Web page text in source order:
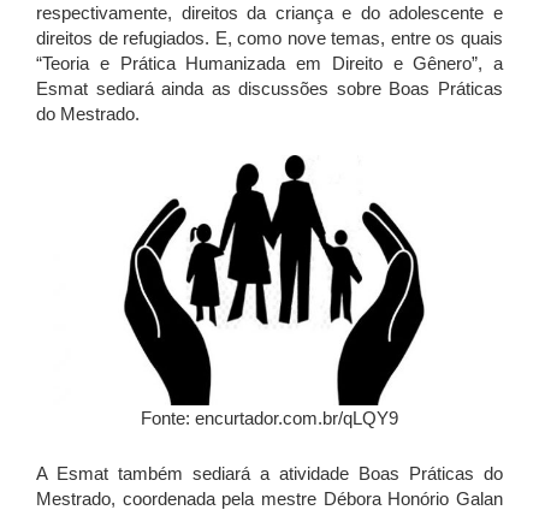
respectivamente, direitos da criança e do adolescente e
direitos de refugiados. E, como nove temas, entre os quais
“Teoria e Prática Humanizada em Direito e Gênero”, a
Esmat sediará ainda as discussões sobre Boas Práticas
do Mestrado.
Fonte: encurtador.com.br/qLQY9
A Esmat também sediará a atividade Boas Práticas do
Mestrado, coordenada pela mestre Débora Honório Galan